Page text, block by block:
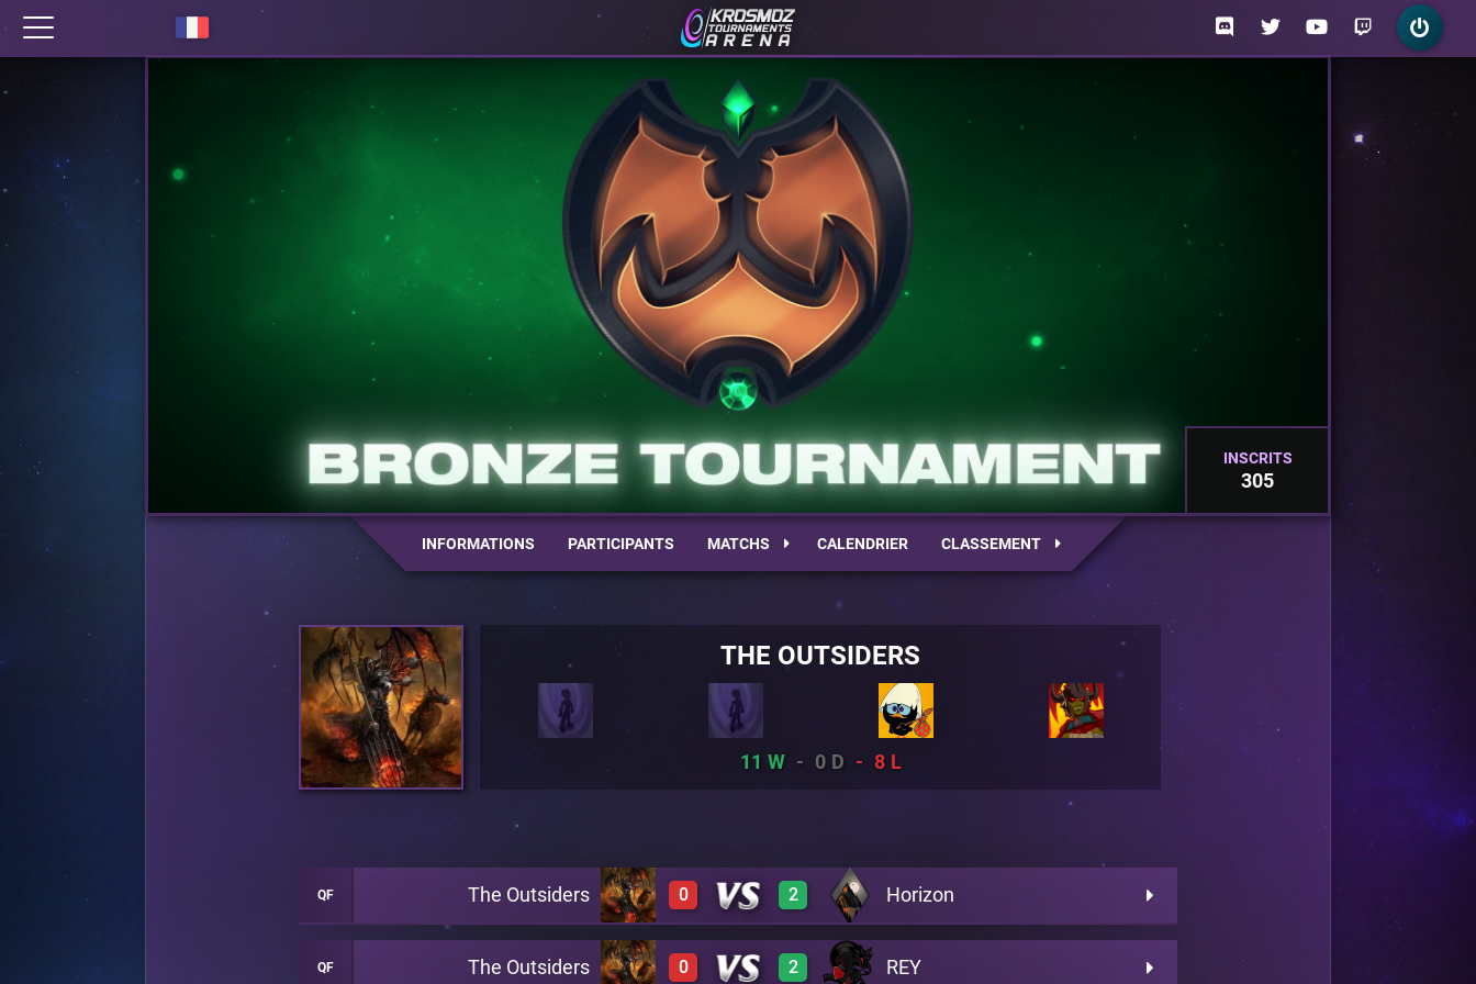
INSCRITS
305
INFORMATIONS PARTICIPANTS MATCHS CALENDRIER CLASSEMENT
THE OUTSIDERS
11 0 8
QF The Outsiders 0 Horizon
2
0 A29 3
QF The Outsiders 0 REY
2